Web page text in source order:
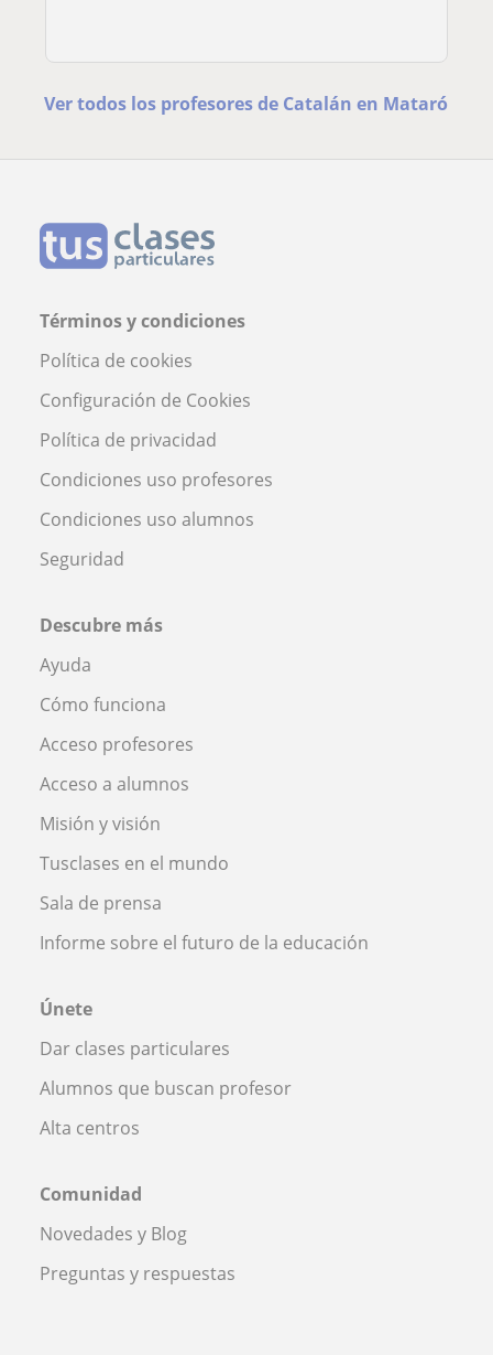
Ver todos los profesores de Catalán en Mataró
Términos y condiciones
Política de cookies
Configuración de Cookies
Política de privacidad
Condiciones uso profesores
Condiciones uso alumnos
Seguridad
Descubre más
Ayuda
Cómo funciona
Acceso profesores
Acceso a alumnos
Misión y visión
Tusclases en el mundo
Sala de prensa
Informe sobre el futuro de la educación
Únete
Dar clases particulares
Alumnos que buscan profesor
Alta centros
Comunidad
Novedades y Blog
Preguntas y respuestas